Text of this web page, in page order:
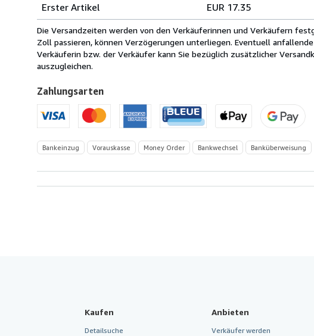
innerhalb
von
USA
Erster Artikel
EUR 17.35
Die Versandzeiten werden von den Verkäuferinnen und Verkäufern
Zoll passieren, können Verzögerungen unterliegen. Eventuell
Verkäuferin bzw. der Verkäufer kann Sie bezüglich zusätzlicher
auszugleichen.
Zahlungsarten
Bankeinzug Vorauskasse Money Order Bankwechsel Banküberweisung
Kaufen
Detailsuche
Anbieten
Verkäufer werden